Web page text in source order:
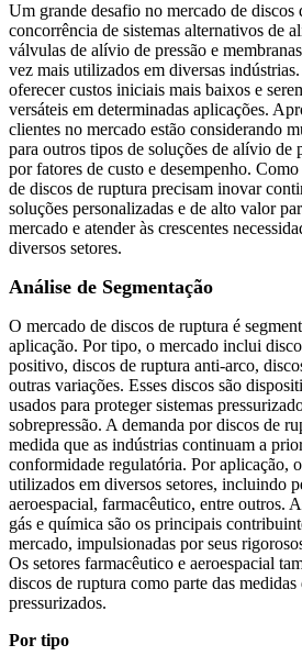
Um grande desafio no mercado de discos
concorrência de sistemas alternativos de
válvulas de alívio de pressão e
vez mais utilizados em diversas
oferecer custos iniciais mais baixos e
versáteis em determinadas aplicações.
clientes no mercado estão considerando
para outros tipos de soluções de alívio de
por fatores de custo e desempenho.
de discos de ruptura precisam inovar
soluções personalizadas e de alto valor
mercado e atender às crescentes
diversos setores.
Análise de Segmentação
O mercado de discos de ruptura é
aplicação. Por tipo, o mercado inclui
positivo, discos de ruptura anti-arco,
outras variações. Esses discos são
usados ​​para proteger sistemas
sobrepressão. A demanda por discos de
medida que as indústrias continuam a
conformidade regulatória. Por aplicação,
utilizados em diversos setores, incluindo
aeroespacial, farmacêutico, entre outros.
gás e química são os principais
mercado, impulsionadas por seus
Os setores farmacêutico e aeroespacial
discos de ruptura como parte das medidas
pressurizados.
Por tipo